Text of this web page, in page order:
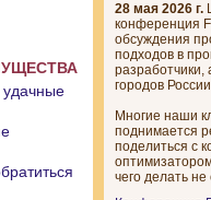
удачные
28 мая 2026 г.
конференция
обсуждения
подходов в
городов
Многие наши
поднимается
поделиться с
чего делать не